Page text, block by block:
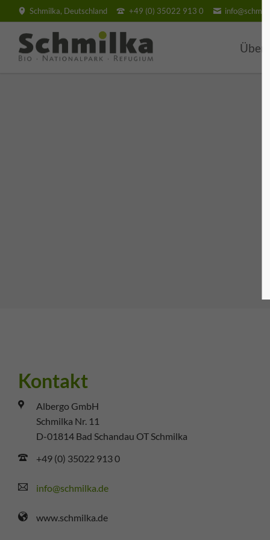
Schmilka, Deutschland +49 (0) 35022 913 0
BIO
SUCHEN
Kontakt
Albergo GmbH
Schmilka Nr. 11
D-01814 Bad Schandau OT Schmilka
+49 (0) 35022 913 0
info@schmilka.de
www.schmilka.de